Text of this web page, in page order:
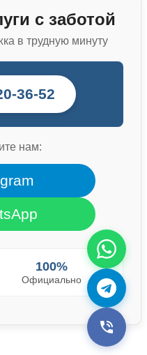
с заботой
в трудную минуту
36-52
нам:
100%
Официально